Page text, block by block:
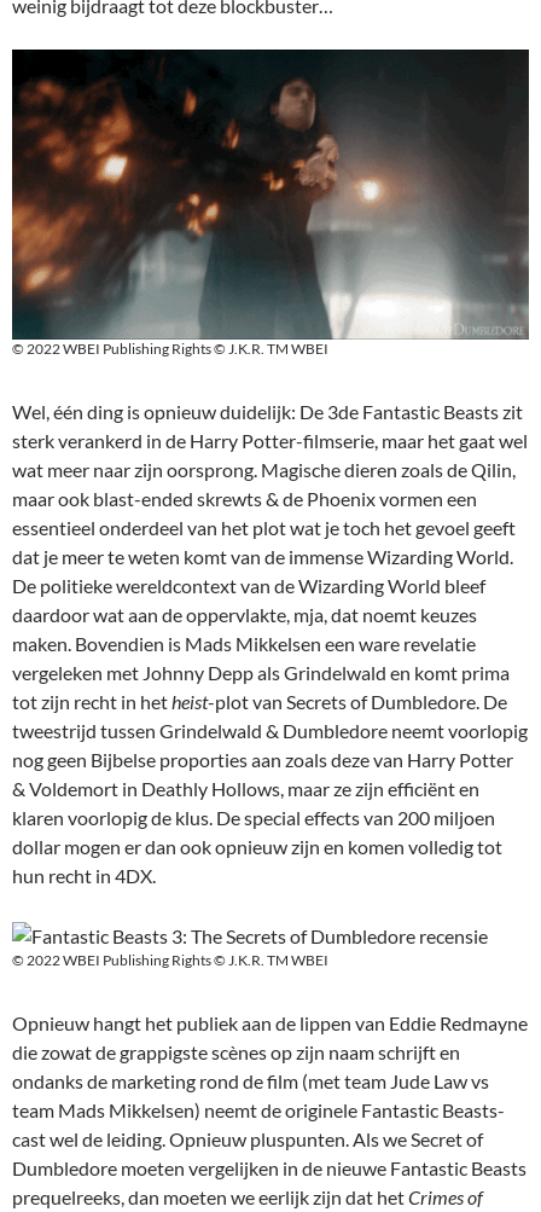
weinig bijdraagt tot deze blockbuster…
© 2022 WBEI Publishing Rights © J.K.R. TM WBEI
Wel, één ding is opnieuw duidelijk: De 3de Fantastic Beasts zit
sterk verankerd in de Harry Potter-filmserie, maar het gaat wel
wat meer naar zijn oorsprong. Magische dieren zoals de Qilin,
maar ook blast-ended skrewts & de Phoenix vormen een
essentieel onderdeel van het plot wat je toch het gevoel geeft
dat je meer te weten komt van de immense Wizarding World.
De politieke wereldcontext van de Wizarding World bleef
daardoor wat aan de oppervlakte, mja, dat noemt keuzes
maken. Bovendien is Mads Mikkelsen een ware revelatie
vergeleken met Johnny Depp als Grindelwald en komt prima
tot zijn recht in hetheist-plot van Secrets of Dumbledore. De
tweestrijd tussen Grindelwald & Dumbledore neemt voorlopig
nog geen Bijbelse proporties aan zoals deze van Harry Potter
& Voldemort in Deathly Hollows, maar ze zijn efficiënt en
klaren voorlopig de klus. De special effects van 200 miljoen
dollar mogen er dan ook opnieuw zijn en komen volledig tot
hun recht in 4DX.
© 2022 WBEI Publishing Rights © J.K.R. TM WBEI
Opnieuw hangt het publiek aan de lippen van Eddie Redmayne
die zowat de grappigste scènes op zijn naam schrijft en
ondanks de marketing rond de film (met team Jude Law vs
team Mads Mikkelsen) neemt de originele Fantastic Beasts-
cast wel de leiding. Opnieuw pluspunten. Als we Secret of
Dumbledore moeten vergelijken in de nieuwe Fantastic Beasts
prequelreeks, dan moeten we eerlijk zijn dat hetCrimes of